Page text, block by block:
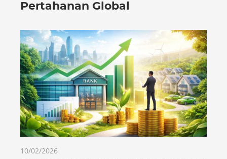
Pertahanan Global
10/02/2026